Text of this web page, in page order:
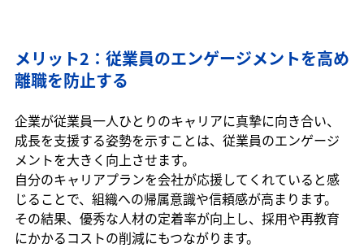
メリット2：従業員のエンゲージメントを高め
離職を防止する
企業が従業員一人ひとりのキャリアに真摯に向き合い、
成長を支援する姿勢を示すことは、従業員のエンゲージ
メントを大きく向上させます。
自分のキャリアプランを会社が応援してくれていると感
じることで、組織への帰属意識や信頼感が高まります。
その結果、優秀な人材の定着率が向上し、採用や再教育
にかかるコストの削減にもつながります。